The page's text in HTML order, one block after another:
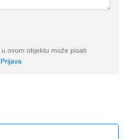
ovom objektu može pisati
Prijava